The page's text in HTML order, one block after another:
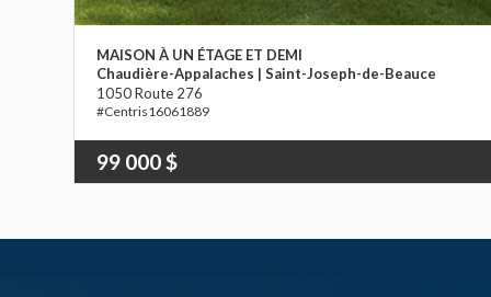
MAISON À UN ÉTAGE ET DEMI
Chaudière-Appalaches | Saint-Joseph-de-Beauce
1050 Route 276
16061889
99 000 $